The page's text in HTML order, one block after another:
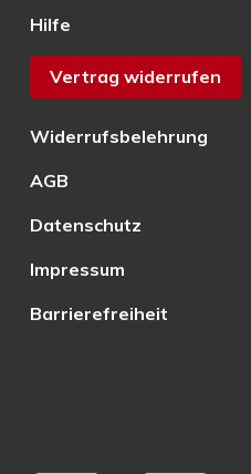
Hilfe
Vertrag widerrufen
Widerrufsbelehrung
AGB
Datenschutz
Impressum
Barrierefreiheit